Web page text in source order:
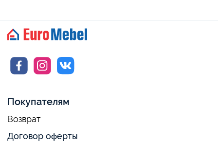
Покупателям
Возврат
Договор оферты